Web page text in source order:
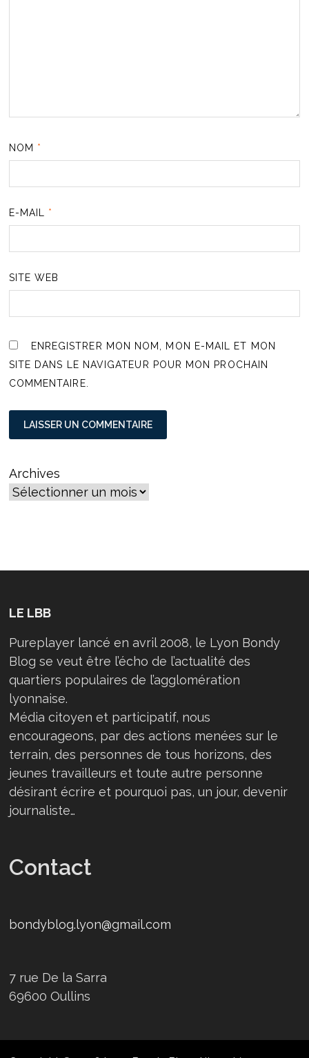
NOM *
E-MAIL *
SITE WEB
ENREGISTRER MON NOM, MON E-MAIL ET MON
SITE DANS LE NAVIGATEUR POUR MON PROCHAIN
COMMENTAIRE.
Archives
LE LBB
Pureplayer lancé en avril 2008, le Lyon Bondy
Blog se veut être l’écho de l’actualité des
quartiers populaires de l’agglomération
lyonnaise.
Média citoyen et participatif, nous
encourageons, par des actions menées sur le
terrain, des personnes de tous horizons, des
jeunes travailleurs et toute autre personne
désirant écrire et pourquoi pas, un jour, devenir
journaliste…
Contact
bondyblog.lyon@gmail.com
7 rue De la Sarra
69600 Oullins